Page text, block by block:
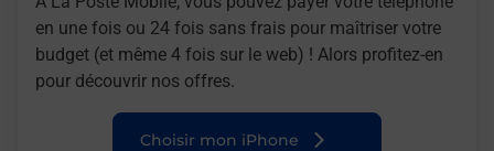
en une fois ou 24 fois sans frais pour maîtriser votre
budget (et même 4 fois sur le web) ! Alors profitez-en
pour découvrir nos offres.
Choisir mon iPhone